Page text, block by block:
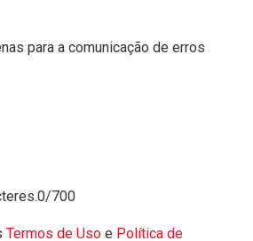
para a comunicação de erros
0/700
Termos de Uso e Política de